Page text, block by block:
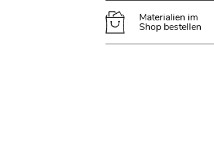
Materialien im
Shop bestellen